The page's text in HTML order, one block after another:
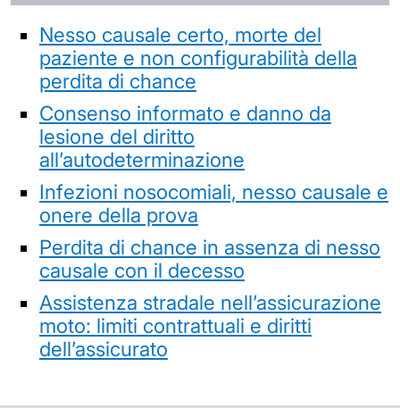
Nesso causale certo, morte del
paziente e non configurabilità della
perdita di chance
Consenso informato e danno da
lesione del diritto
all’autodeterminazione
Infezioni nosocomiali, nesso causale e
onere della prova
Perdita di chance in assenza di nesso
causale con il decesso
Assistenza stradale nell’assicurazione
moto: limiti contrattuali e diritti
dell’assicurato